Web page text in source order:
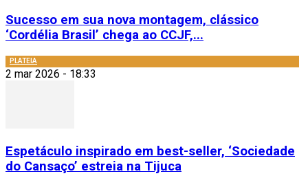
Sucesso em sua nova montagem, clássico
‘Cordélia Brasil’ chega ao CCJF,...
PLATEIA
2 mar 2026 - 18:33
Espetáculo inspirado em best-seller, ‘Sociedade
do Cansaço’ estreia na Tijuca